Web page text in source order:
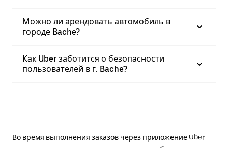
Можно ли арендовать автомобиль в
городе Bache?
Как Uber заботится о безопасности
пользователей в г. Bache?
Во время выполнения заказов через приложение Uber